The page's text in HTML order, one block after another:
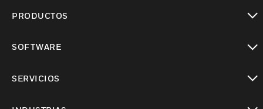
PRODUCTOS
SOFTWARE
SERVICIOS